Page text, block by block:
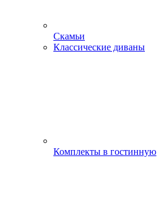
Скамьи
Классические диваны
Комплекты в гостинную